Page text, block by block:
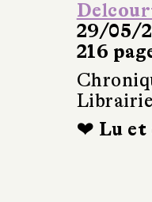
29/05/
216
❤ Lu et